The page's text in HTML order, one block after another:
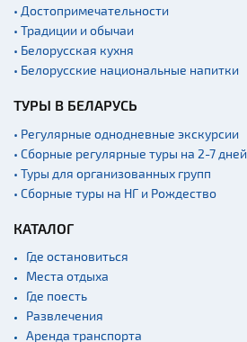
• Достопримечательности
• Традиции и обычаи
• Белорусская кухня
• Белорусские национальные напитки
ТУРЫ В БЕЛАРУСЬ
• Регулярные однодневные экскурсии
• Сборные регулярные туры на 2-7 дней
• Туры для организованных групп
• Сборные туры на НГ и Рождество
КАТАЛОГ
Где остановиться
Места отдыха
Где поесть
Развлечения
Аренда транспорта